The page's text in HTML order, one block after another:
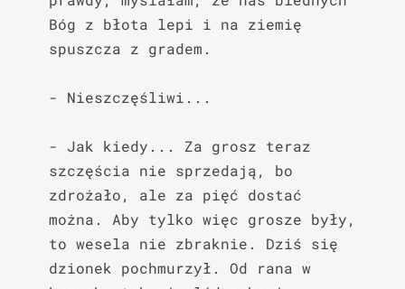
Bóg z błota lepi i na ziemię
spuszcza z gradem.
- Nieszczęśliwi...
- Jak kiedy... Za grosz teraz
szczęścia nie sprzedają, bo
zdrożało, ale za pięć dostać
można. Aby tylko więc grosze były,
to wesela nie zbraknie. Dziś się
dzionek pochmurzył. Od rana w